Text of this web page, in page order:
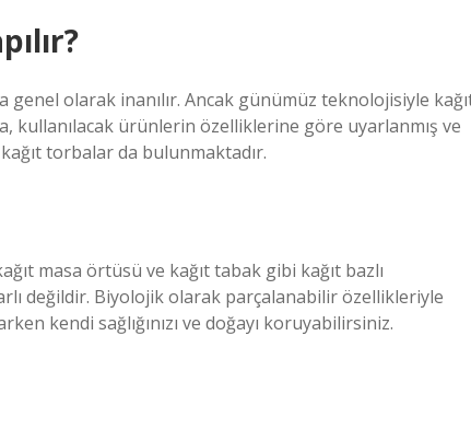
genel olarak inanılır. Ancak günümüz teknolojisiyle
kullanılacak ürünlerin özelliklerine göre uyarlanmış ve
torbalar da bulunmaktadır.
masa örtüsü ve kağıt tabak gibi kağıt bazlı
değildir. Biyolojik olarak parçalanabilir özellikleriyle
kendi sağlığınızı ve doğayı koruyabilirsiniz.